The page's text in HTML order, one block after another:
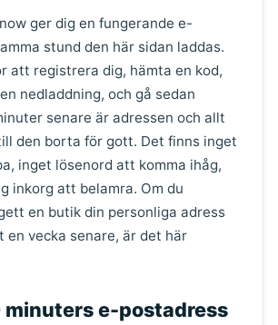
ger dig en fungerande e-
stund den här sidan laddas.
att registrera dig, hämta en kod,
nedladdning, och gå sedan
senare är adressen och allt
den borta för gott. Det finns inget
inget lösenord att komma ihåg,
inkorg att belamra. Om du
en butik din personliga adress
en vecka senare, är det här
minuters e-postadress